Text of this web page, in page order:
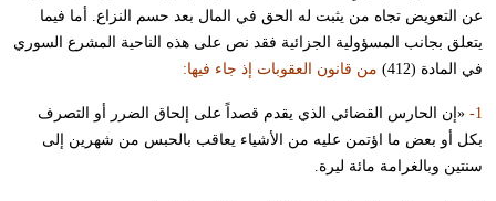
عن التعويض تجاه من يثبت له الحق في المال بعد حسم النزاع. أما فيما
يتعلق بجانب المسؤولية الجزائية فقد نص على هذه الناحية المشرع السوري
في المادة (412)
من قانون العقوبات إذ جاء فيها:
1-
«إن الحارس القضائي الذي يقدم قصداً على إلحاق الضرر أو التصرف
بكل أو بعض ما اؤتمن عليه من الأشياء يعاقب بالحبس من شهرين إلى
سنتين وبالغرامة مائة ليرة.